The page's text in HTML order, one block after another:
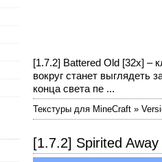
[1.7.2] Battered Old [32x] –
вокруг станет
конца света пе ...
Текстуры для MineCraft »
[1.7.2] Spirited